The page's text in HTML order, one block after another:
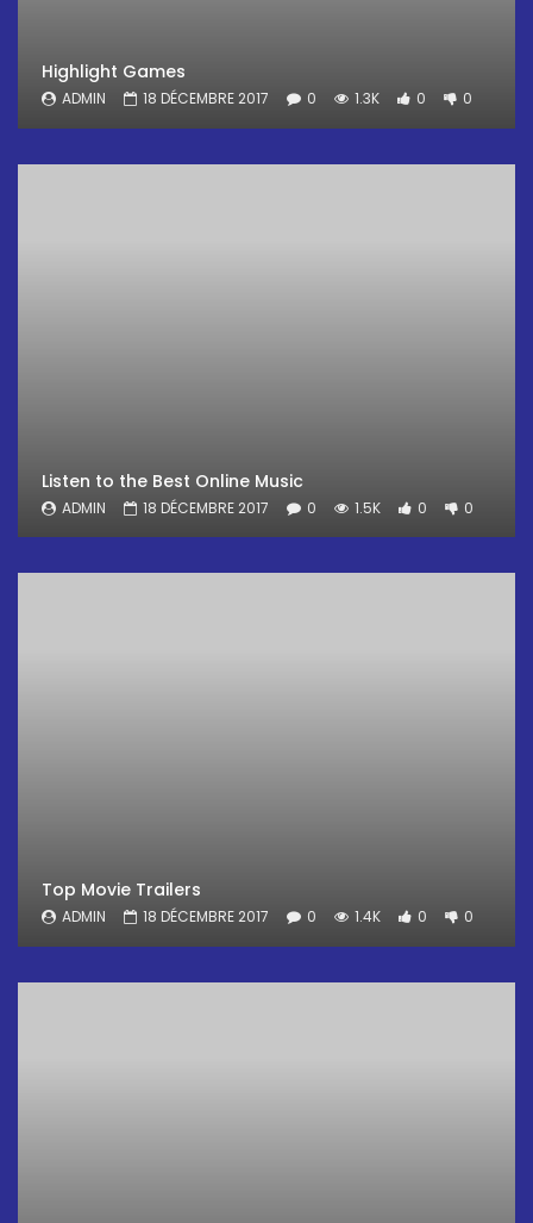
Highlight Games
ADMIN 18 DÉCEMBRE 2017 0 1.3K 0 0
Listen to the Best Online Music
ADMIN 18 DÉCEMBRE 2017 0 1.5K 0 0
Top Movie Trailers
ADMIN 18 DÉCEMBRE 2017 0 1.4K 0 0